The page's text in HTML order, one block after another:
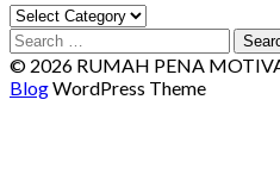
Kategori
Search
for:
© 2026 RUMAH PENA
BlogWordPress Theme